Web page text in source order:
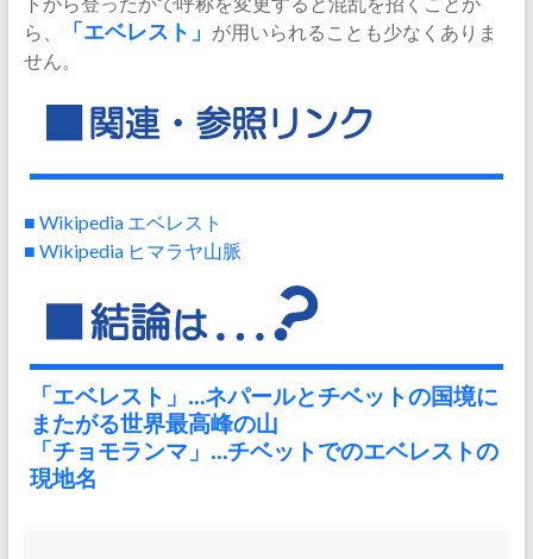
ら、
「エベレスト」 が用いられることも少なくありま
せん。
■ Wikipedia エベレスト
■ Wikipedia ヒマラヤ山脈
「エベレスト」…ネパールとチベットの国境に
またがる世界最高峰の山
「チョモランマ」…チベットでのエベレストの
現地名